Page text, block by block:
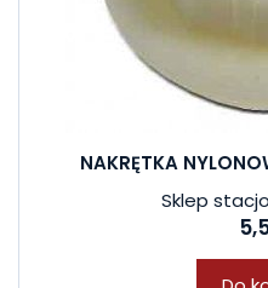
NAKRĘTKA
Sklep